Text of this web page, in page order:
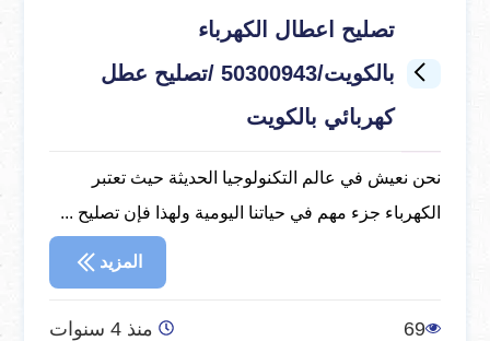
تصليح اعطال الكهرباء
بالكويت/50300943 /تصليح عطل
كهربائي بالكويت
نحن نعيش في عالم التكنولوجيا الحديثة حيث تعتبر
الكهرباء جزء مهم في حياتنا اليومية ولهذا فإن تصليح ...
المزيد
69 منذ 4 سنوات